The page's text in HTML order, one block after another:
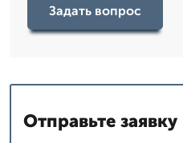
Задать вопрос
Отправьте заявку